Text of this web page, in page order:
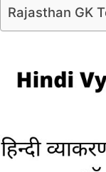
Rajasthan GK